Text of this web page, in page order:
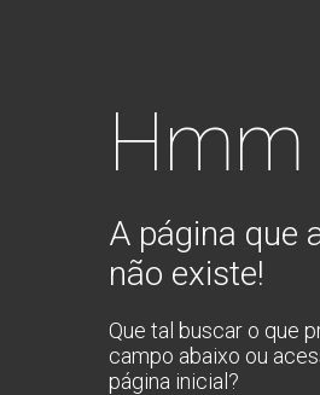
A página que
não existe!
Que tal buscar o que
campo abaixo ou
página inicial?